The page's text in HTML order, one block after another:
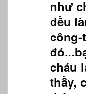
như
đều
công-
cháu
thầy,